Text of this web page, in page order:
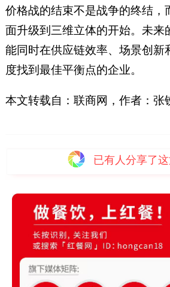
价格战的结束不是战争的终结，
面升级到三维立体的开始。未来
能同时在供应链效率、场景创新
度找到最佳平衡点的企业。
本文转载自：联商网，作者：张
已有 人分享了